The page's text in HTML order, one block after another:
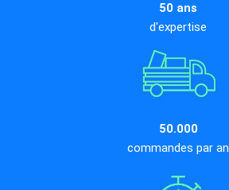
50 ans
d'expertise
50.000
commandes par an